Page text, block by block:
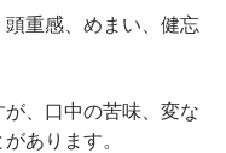
重感、めまい、健忘
、口中の苦味、変な
あります。